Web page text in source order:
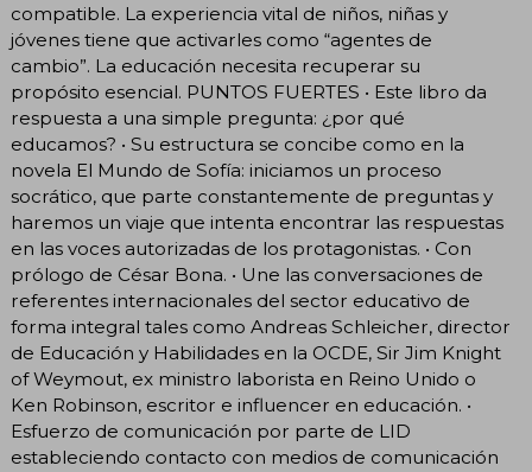
compatible. La experiencia vital de niños, niñas y
jóvenes tiene que activarles como “agentes de
cambio”. La educación necesita recuperar su
propósito esencial. PUNTOS FUERTES • Este libro da
respuesta a una simple pregunta: ¿por qué
educamos? • Su estructura se concibe como en la
novela El Mundo de Sofía: iniciamos un proceso
socrático, que parte constantemente de preguntas y
haremos un viaje que intenta encontrar las respuestas
en las voces autorizadas de los protagonistas. • Con
prólogo de César Bona. • Une las conversaciones de
referentes internacionales del sector educativo de
forma integral tales como Andreas Schleicher, director
de Educación y Habilidades en la OCDE, Sir Jim Knight
of Weymout, ex ministro laborista en Reino Unido o
Ken Robinson, escritor e influencer en educación. •
Esfuerzo de comunicación por parte de LID
estableciendo contacto con medios de comunicación